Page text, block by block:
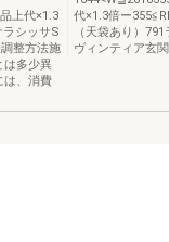
上代×1.3
シッサS
整方法施
は多少異
は、消費
代×1.3倍ー
（天袋あり）
ヴィンティア玄